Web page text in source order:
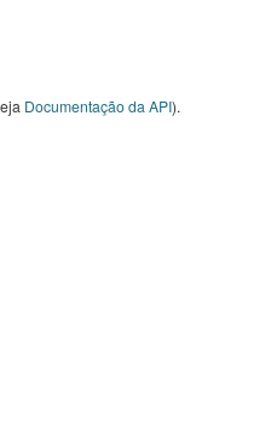
Documentação da API).